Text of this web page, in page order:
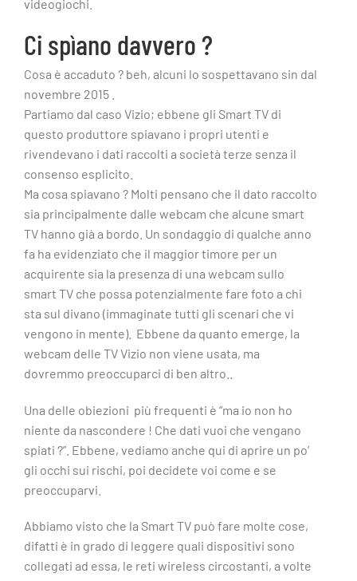
videogiochi.
Ci spìano davvero ?
Cosa è accaduto ? beh, alcuni lo sospettavano sin dal
novembre 2015 .
Partiamo dal caso Vizio; ebbene gli Smart TV di
questo produttore spiavano i propri utenti e
rivendevano i dati raccolti a società terze senza il
consenso esplicito.
Ma cosa spiavano ? Molti pensano che il dato raccolto
sia principalmente dalle webcam che alcune smart
TV hanno già a bordo. Un sondaggio di qualche anno
fa ha evidenziato che il maggior timore per un
acquirente sia la presenza di una webcam sullo
smart TV che possa potenzialmente fare foto a chi
sta sul divano (immaginate tutti gli scenari che vi
vengono in mente). Ebbene da quanto emerge, la
webcam delle TV Vizio non viene usata, ma
dovremmo preoccuparci di ben altro..
Una delle obiezioni più frequenti è “ma io non ho
niente da nascondere ! Che dati vuoi che vengano
spiati ?”. Ebbene, vediamo anche qui di aprire un po’
gli occhi sui rischi, poi decidete voi come e se
preoccuparvi.
Abbiamo visto che la Smart TV può fare molte cose,
difatti è in grado di leggere quali dispositivi sono
collegati ad essa, le reti wireless circostanti, a volte